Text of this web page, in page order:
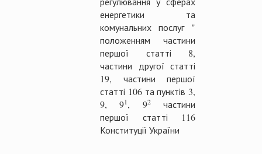
енергетики та
комунальних послуг "
положенням частини
першої статті 8,
частини другої статті
19, частини першої
статті 106 та пунктів 3,
9, 91, 92частини
першої статті 116
Конституції України